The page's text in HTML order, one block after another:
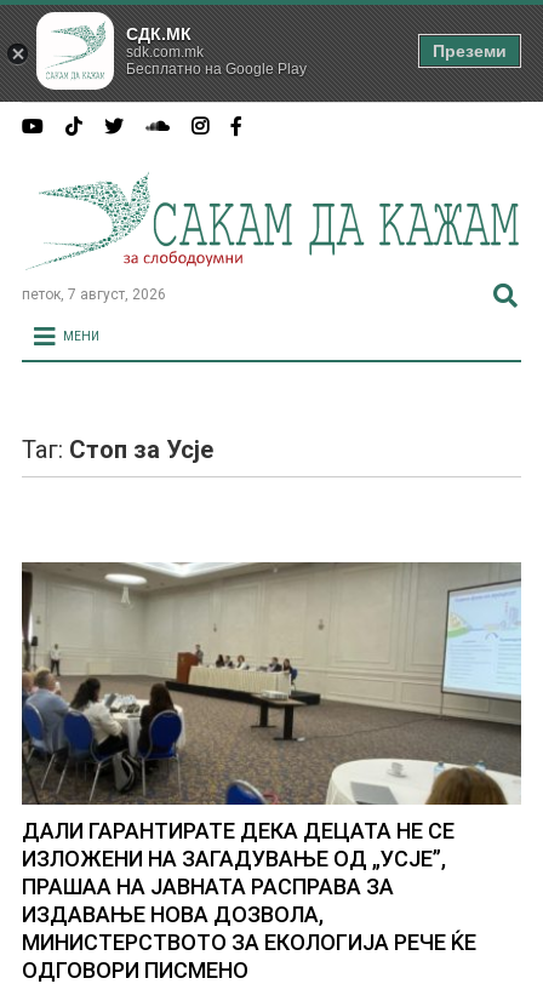
петок, 7 август, 2026
МЕНИ
Таг: Стоп за Усје
ДАЛИ ГАРАНТИРАТЕ ДЕКА ДЕЦАТА НЕ СЕ
ИЗЛОЖЕНИ НА ЗАГАДУВАЊЕ ОД „УСЈЕ”,
ПРАШАА НА ЈАВНАТА РАСПРАВА ЗА
ИЗДАВАЊЕ НОВА ДОЗВОЛА,
МИНИСТЕРСТВОТО ЗА ЕКОЛОГИЈА РЕЧЕ ЌЕ
ОДГОВОРИ ПИСМЕНО
СДК.МК
sdk.com.mk
Бесплатно на Google Play
Преземи